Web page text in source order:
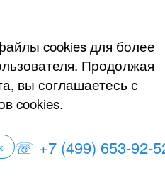
cookies для более
Продолжая
вы соглашаетесь с
cookies.
☏ +7 (499) 653-92-